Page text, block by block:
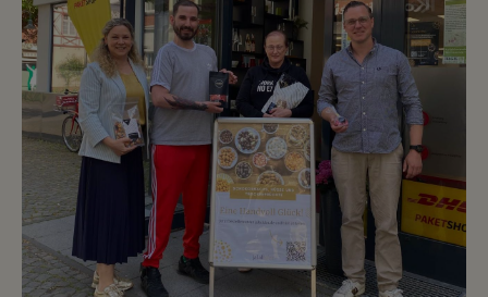
Sind Wasabi-Erdnüsse als Geschenk
geeignet?
Ja, die farbenfrohe Verpackung und der
außergewöhnliche Geschmack machen die Wasabi-
Wunder zu einer originellen Geschenkidee für
Genießer und alle, die gerne neue Snacks
entdecken.
Wo kann man Wasabi-Erdnüsse
kaufen?